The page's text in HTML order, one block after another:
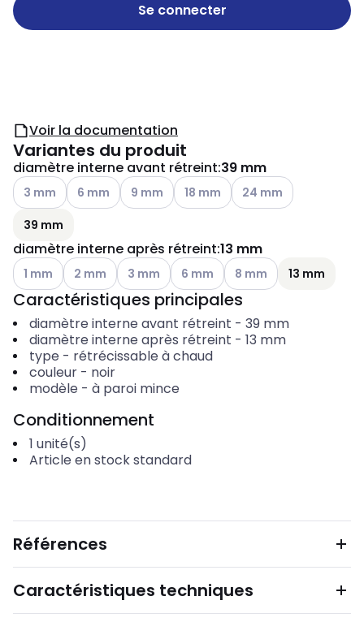
Se connecter
Voir la documentation
Variantes du produit
diamètre interne avant rétreint:39 mm
Voir les options disponibles
3 mm Voir les options disponibles
6 mm Voir les options disponibles
9 mm Voir les options disponibles
18 mm Voir les options
24 mm
39 mm
diamètre interne après rétreint:13 mm
Voir les options disponibles
1 mm Voir les options disponibles
2 mm Voir les options disponibles
3 mm Voir les options disponibles
6 mm Voir les options
8 mm 13 mm
Caractéristiques principales
diamètre interne avant rétreint - 39 mm
diamètre interne après rétreint - 13 mm
type - rétrécissable à chaud
couleur- noir
modèle - à paroi mince
Conditionnement
1 unité(s)
Article en stock standard
Références
Caractéristiques techniques